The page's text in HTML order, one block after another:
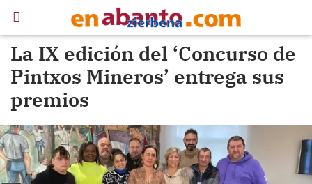
La IX edición del ‘Concurso de
Pintxos Mineros’ entrega sus
premios